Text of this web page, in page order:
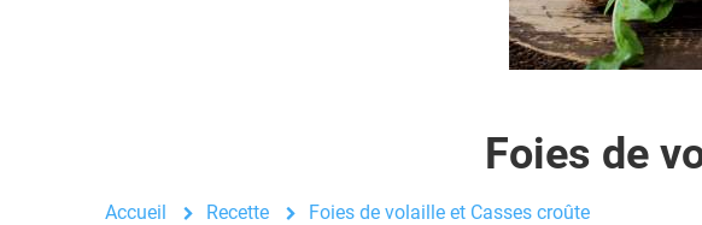
Foies de
Accueil Recette Foies de volaille et Casses croûte